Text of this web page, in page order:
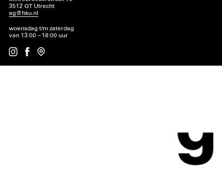
3512 GT Utrecht
ag@hku.nl
woensdag t/m zaterdag
van 13:00 – 18:00 uur